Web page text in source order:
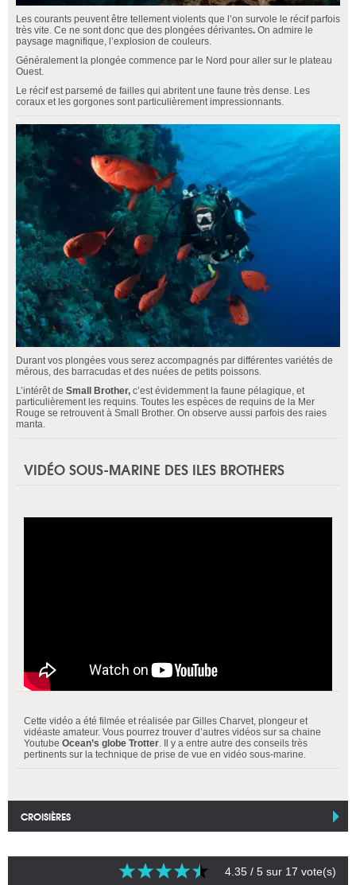
Les courants peuvent être tellement violents que l’on survole le récif parfois
très vite. Ce ne sont donc que des plongées dérivantes. On admire le
paysage magnifique, l’explosion de couleurs.
Généralement la plongée commence par le Nord pour aller sur le plateau
Ouest.
Le récif est parsemé de failles qui abritent une faune très dense. Les
coraux et les gorgones sont particulièrement impressionnants.
Durant vos plongées vous serez accompagnés par différentes variétés de
mérous, des barracudas et des nuées de petits poissons.
L’intérêt de Small Brother, c’est évidemment la faune pélagique, et
particulièrement les requins. Toutes les espèces de requins de la Mer
Rouge se retrouvent à Small Brother. On observe aussi parfois des raies
manta.
VIDÉO SOUS-MARINE DES ILES BROTHERS
Cette vidéo a été filmée et réalisée par Gilles Charvet, plongeur et
vidéaste amateur. Vous pourrez trouver d’autres vidéos sur sa chaine
Youtube Ocean’s globe Trotter. Il y a entre autre des conseils très
pertinents sur la technique de prise de vue en vidéo sous-marine.
CROISIÈRES
4.35 / 5 sur 17 vote(s)